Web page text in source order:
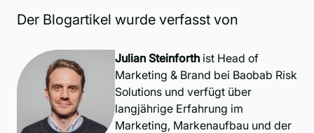
Der Blogartikel wurde verfasst von
Julian Steinforth ist Head of
Marketing & Brand bei Baobab Risk
Solutions und verfügt über
langjährige Erfahrung im
Marketing, Markenaufbau und der